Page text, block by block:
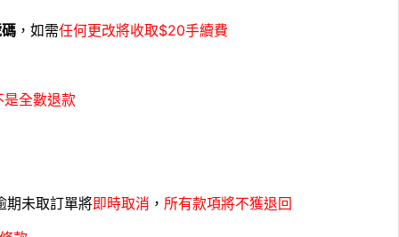
，如需任何更改將收取$20手續費
是全數退款
期未取訂單將即時取消 ， 所有款項將不獲退回